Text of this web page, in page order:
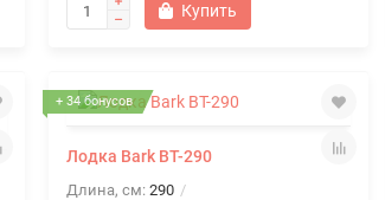
Купить
+ 34 бонусов
Лодка Bark BT-290
Длина, см: 290